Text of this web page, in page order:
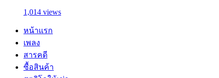
1,014 views
หน้าแรก
เพลง
สารคดี
ซื้อสินค้า